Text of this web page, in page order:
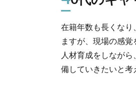
在籍年数も長くな
ますが、現場の感
人材育成をしなが
備していきたいと考